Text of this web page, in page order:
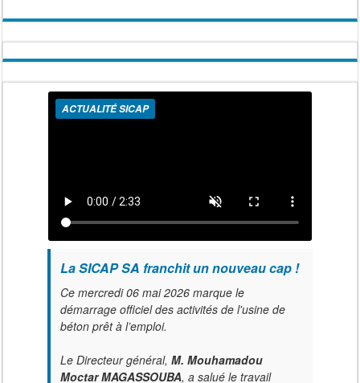
ACTUALITÉ SICAP
La SICAP SA franchit un nouveau cap !
Ce mercredi 06 mai 2026 marque le
démarrage officiel des activités de l'usine de
béton prêt à l’emploi.
Le Directeur général, M. Mouhamadou
Moctar MAGASSOUBA, a salué le travail